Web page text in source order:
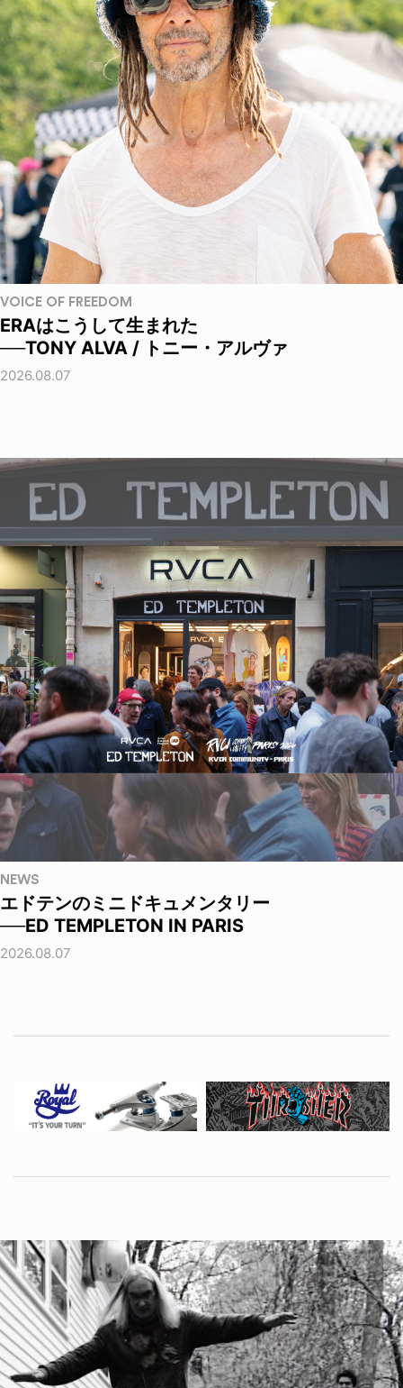
VOICE OF FREEDOM
ERAはこうして生まれた
──TONY ALVA / トニー・アルヴァ
2026.08.07
NEWS
エドテンのミニドキュメンタリー
──ED TEMPLETON IN PARIS
2026.08.07